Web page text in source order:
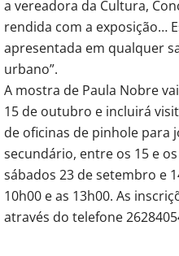
a vereadora da Cultura,
rendida com a exposição…
apresentada em qualquer
urbano”.
A mostra de Paula Nobre
15 de outubro e incluirá
de oficinas de pinhole para
secundário, entre os 15 e
sábados 23 de setembro e
10h00 e as 13h00. As
através do telefone